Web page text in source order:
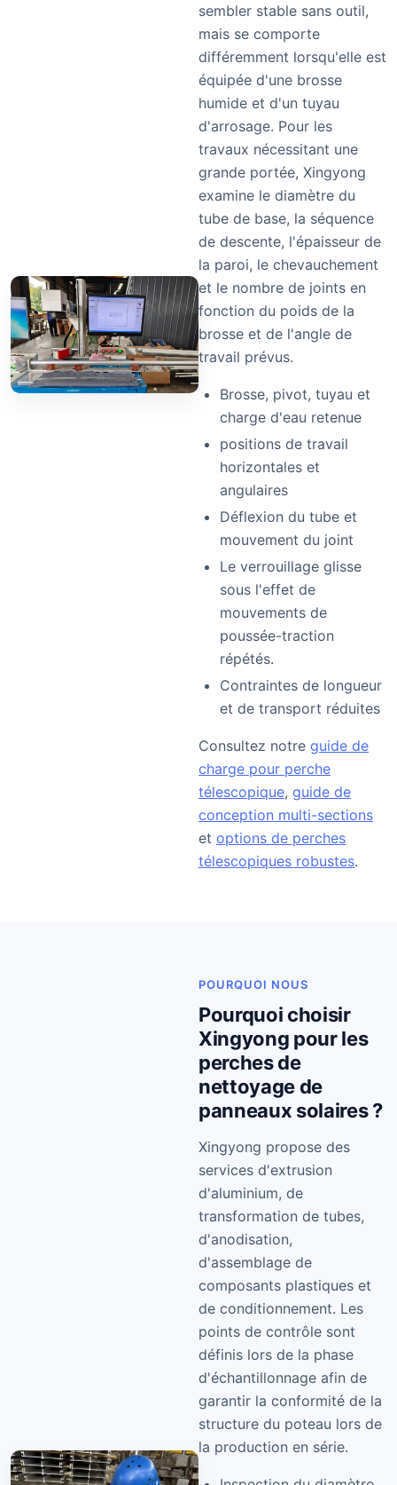
sembler stable sans outil,
mais se comporte
différemment lorsqu'elle est
équipée d'une brosse
humide et d'un tuyau
d'arrosage. Pour les
travaux nécessitant une
grande portée, Xingyong
examine le diamètre du
tube de base, la séquence
de descente, l'épaisseur de
la paroi, le chevauchement
et le nombre de joints en
fonction du poids de la
brosse et de l'angle de
travail prévus.
Brosse, pivot, tuyau et
charge d'eau retenue
positions de travail
horizontales et
angulaires
Déflexion du tube et
mouvement du joint
Le verrouillage glisse
sous l'effet de
mouvements de
poussée-traction
répétés.
Contraintes de longueur
et de transport réduites
Consultez notre guide de
charge pour perche
télescopique, guide de
conception multi-sections
et options de perches
télescopiques robustes.
POURQUOI NOUS
Pourquoi choisir
Xingyong pour les
perches de
nettoyage de
panneaux solaires ?
Xingyong propose des
services d'extrusion
d'aluminium, de
transformation de tubes,
d'anodisation,
d'assemblage de
composants plastiques et
de conditionnement. Les
points de contrôle sont
définis lors de la phase
d'échantillonnage afin de
garantir la conformité de la
structure du poteau lors de
la production en série.